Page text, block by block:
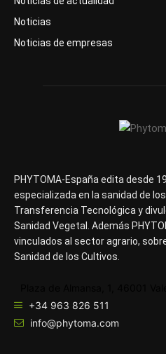
Noticias
Noticias de empresas
PHYTOMA-España edita desde
especializada en la sanidad de
Transferencia Tecnológica y
Sanidad Vegetal. Además
vinculados al sector agrario,
Sanidad de los Cultivos.
+34 963 826 511
info@phytoma.com